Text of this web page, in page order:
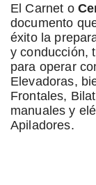
El Carnet o
documento
éxito la
y conducción,
para operar
Elevadoras,
Frontales,
manuales y
Apiladores.